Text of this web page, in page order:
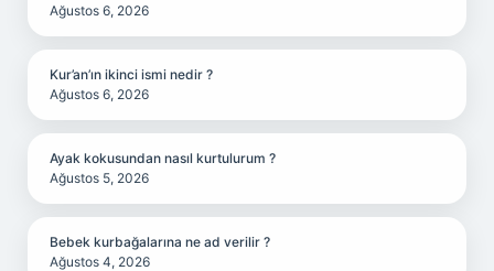
Ağustos 6, 2026
Kur’an’ın ikinci ismi nedir ?
Ağustos 6, 2026
Ayak kokusundan nasıl kurtulurum ?
Ağustos 5, 2026
Bebek kurbağalarına ne ad verilir ?
Ağustos 4, 2026